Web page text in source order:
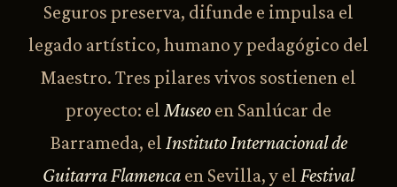
Seguros preserva, difunde e impulsa el
legado artístico, humano y pedagógico del
Maestro. Tres pilares vivos sostienen el
proyecto: el Museo en Sanlúcar de
Barrameda, el Instituto Internacional de
Guitarra Flamenca en Sevilla, y el Festival